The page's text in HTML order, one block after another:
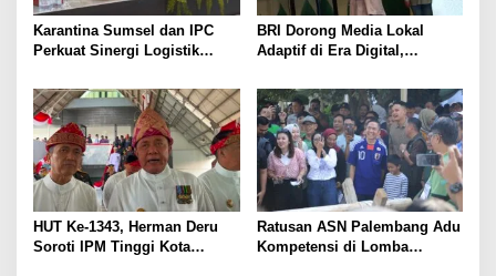
Karantina Sumsel dan IPC
Perkuat Sinergi Logistik
BRI Dorong Media Lokal
Adaptif di Era Digital,
Journalism
HUT Ke-1343, Herman Deru
Soroti IPM Tinggi Kota
Ratusan ASN Palembang Adu
Kompetensi di Lomba